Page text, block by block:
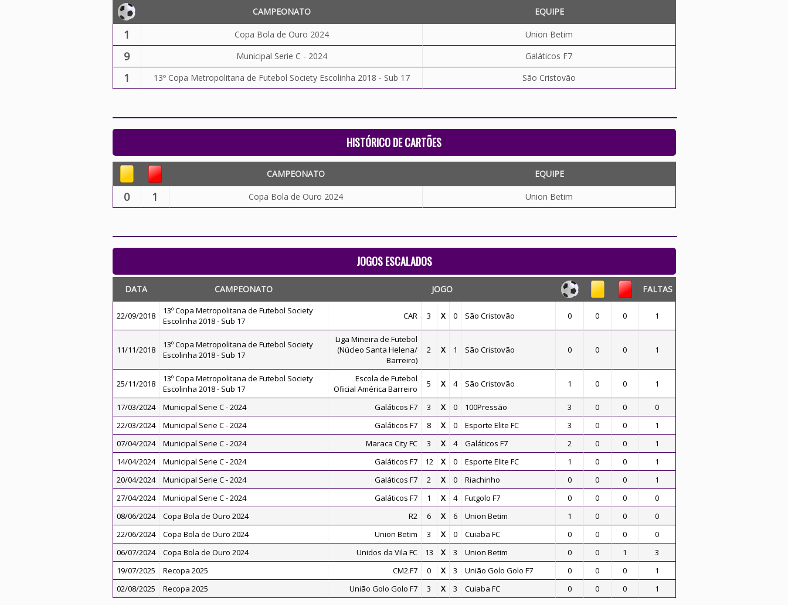
CAMPEONATO EQUIPE
1 Copa Bola de Ouro 2024 Union Betim
9 Municipal Serie C - 2024 Galáticos F7
1 13º Copa Metropolitana de Futebol Society Escolinha 2018 - Sub 17 São Cristovão
HISTÓRICO DE CARTÕES
CAMPEONATO EQUIPE
0 1 Copa Bola de Ouro 2024 Union Betim
JOGOS ESCALADOS
DATA CAMPEONATO JOGO FALTAS
22/09/2018
13º Copa Metropolitana de Futebol Society
Escolinha 2018 - Sub 17
CAR 3 X 0 São Cristovão 0 0 0 1
11/11/2018
13º Copa Metropolitana de Futebol Society
Escolinha 2018 - Sub 17
Liga Mineira de Futebol
(Núcleo Santa Helena/
Barreiro)
2 X 1 São Cristovão 0 0 0 1
25/11/2018
13º Copa Metropolitana de Futebol Society
Escolinha 2018 - Sub 17
Escola de Futebol
Oficial América Barreiro
5 X 4 São Cristovão 1 0 0 1
17/03/2024 Municipal Serie C - 2024 Galáticos F7 3 X 0 100Pressão 3 0 0
0
22/03/2024
Municipal Serie C - 2024 Galáticos F7 8 X 0 Esporte Elite FC 3 0 0
1
07/04/2024
Municipal Serie C - 2024 Maraca City FC 3 X 4 Galáticos F7 2 0 0
1
14/04/2024
Municipal Serie C - 2024 Galáticos F7 12 X 0 Esporte Elite FC 1 0 0
1
20/04/2024
Municipal Serie C - 2024 Galáticos F7 2 X 0 Riachinho 0 0 0
1
27/04/2024
Municipal Serie C - 2024 Galáticos F7 1 X 4 Futgolo F7 0 0 0
0
08/06/2024
Copa Bola de Ouro 2024 R2 6 X 6 Union Betim 1 0 0
0
22/06/2024
Copa Bola de Ouro 2024 Union Betim 3 X 0 Cuiaba FC 0 0 0
0
06/07/2024
Copa Bola de Ouro 2024 Unidos da Vila FC 13 X 3 Union Betim 0 0 1
3
19/07/2025
Recopa 2025 CM2.F7 0 X 3 União Golo Golo F7 0 0 0
1
02/08/2025
Recopa 2025 União Golo Golo F7 3 X 3 Cuiaba FC 0 0 0 1